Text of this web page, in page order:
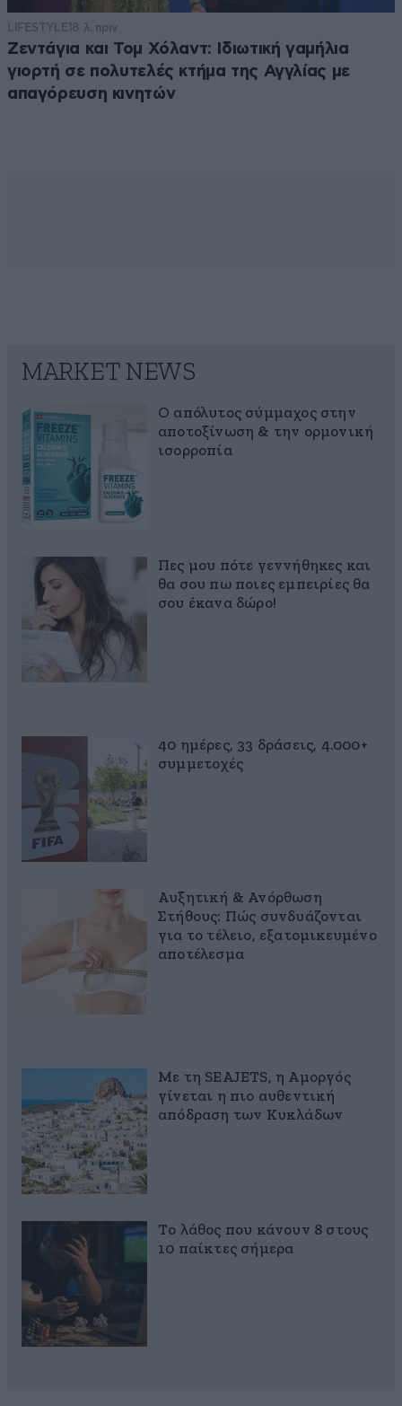
LIFESTYLE18 λ. πριν
Ζεντάγια και Τομ Χόλαντ: Ιδιωτική γαμήλια
γιορτή σε πολυτελές κτήμα της Αγγλίας με
απαγόρευση κινητών
MARKET NEWS
Ο απόλυτος σύμμαχος στην
αποτοξίνωση & την ορμονική
ισορροπία
Πες μου πότε γεννήθηκες και
θα σου πω ποιες εμπειρίες θα
σου έκανα δώρο!
40 ημέρες, 33 δράσεις, 4.000+
συμμετοχές
Αυξητική & Ανόρθωση
Στήθους: Πώς συνδυάζονται
για το τέλειο, εξατομικευμένο
αποτέλεσμα
Με τη SEAJETS, η Αμοργός
γίνεται η πιο αυθεντική
απόδραση των Κυκλάδων
Το λάθος που κάνουν 8 στους
10 παίκτες σήμερα